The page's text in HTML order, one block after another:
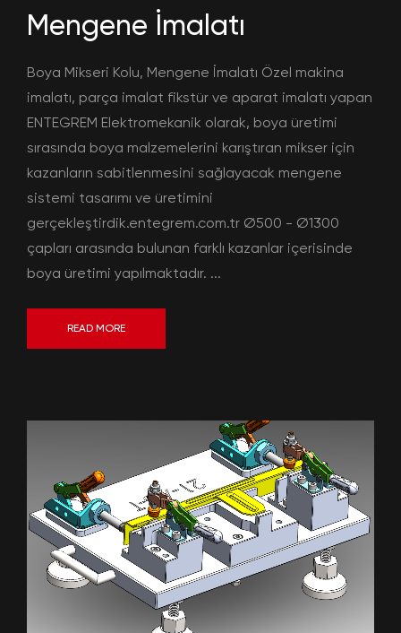
Mengene İmalatı
Boya Mikseri Kolu, Mengene İmalatı Özel makina
imalatı, parça imalat fikstür ve aparat imalatı yapan
ENTEGREM Elektromekanik olarak, boya üretimi
sırasında boya malzemelerini karıştıran mikser için
kazanların sabitlenmesini sağlayacak mengene
sistemi tasarımı ve üretimini
gerçekleştirdik.entegrem.com.tr Ø500 - Ø1300
çapları arasında bulunan farklı kazanlar içerisinde
boya üretimi yapılmaktadır. ...
READ MORE